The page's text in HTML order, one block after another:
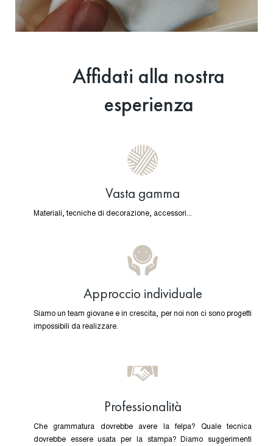
Affidati alla nostra
esperienza
Vasta gamma
Materiali, tecniche di decorazione, accessori...
Approccio individuale
Siamo un team giovane e in crescita, per noi non ci sono progetti
impossibili da realizzare.
Professionalità
Che grammatura dovrebbe avere la felpa? Quale tecnica
dovrebbe essere usata per la stampa? Diamo suggerimenti